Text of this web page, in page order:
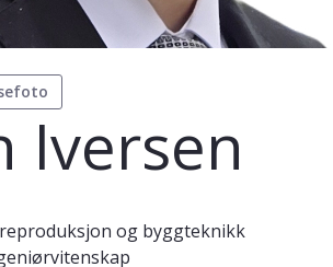
Iversen
og byggteknikk